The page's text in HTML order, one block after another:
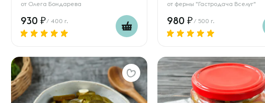
от Олега Бондарева
930 / 400 г.
от фермы "Гастродача Вселуг"
980 / 500 г.